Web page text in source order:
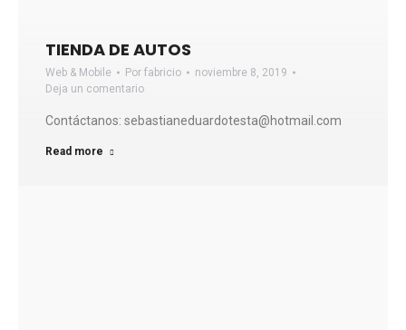
TIENDA DE AUTOS
Web & Mobile Por fabricio
noviembre 8, 2019
Deja un comentario
Contáctanos: sebastianeduardotesta@hotmail.com
Read more